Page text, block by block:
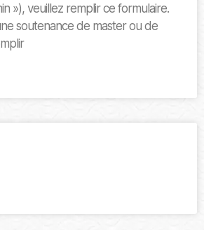
»), veuillez remplir ce formulaire.
soutenance de master ou de